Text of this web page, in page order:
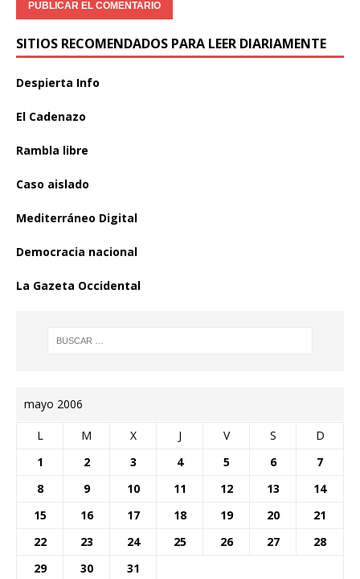
SITIOS RECOMENDADOS PARA LEER DIARIAMENTE
Despierta Info
El Cadenazo
Rambla libre
Caso aislado
Mediterráneo Digital
Democracia nacional
La Gazeta Occidental
mayo 2006
L M X J V S D
1 2 3 4 5 6
7
8
9 10 11 12 13
14
15
16 17 18 19 20
21
22
23 24 25 26 27
28
29
30 31